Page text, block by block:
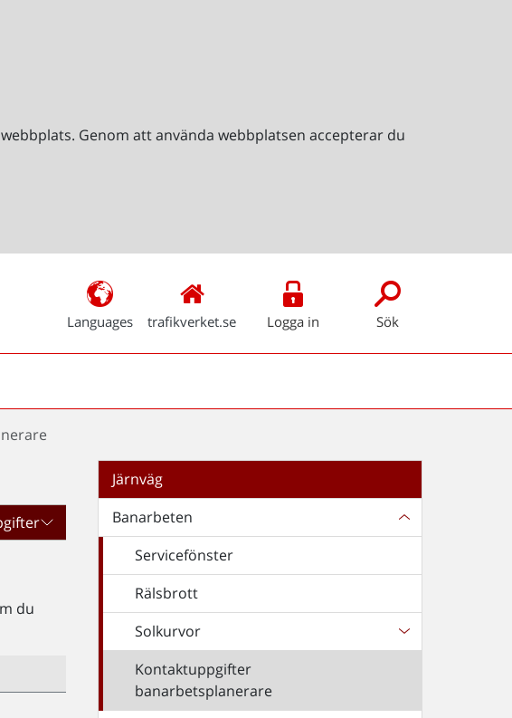
Genom att använda webbplatsen accepterar du
Languages trafikverket.se Logga in Sök
du
Järnväg
Banarbeten
Servicefönster
Rälsbrott
Solkurvor
Kontaktuppgifter
banarbetsplanerare